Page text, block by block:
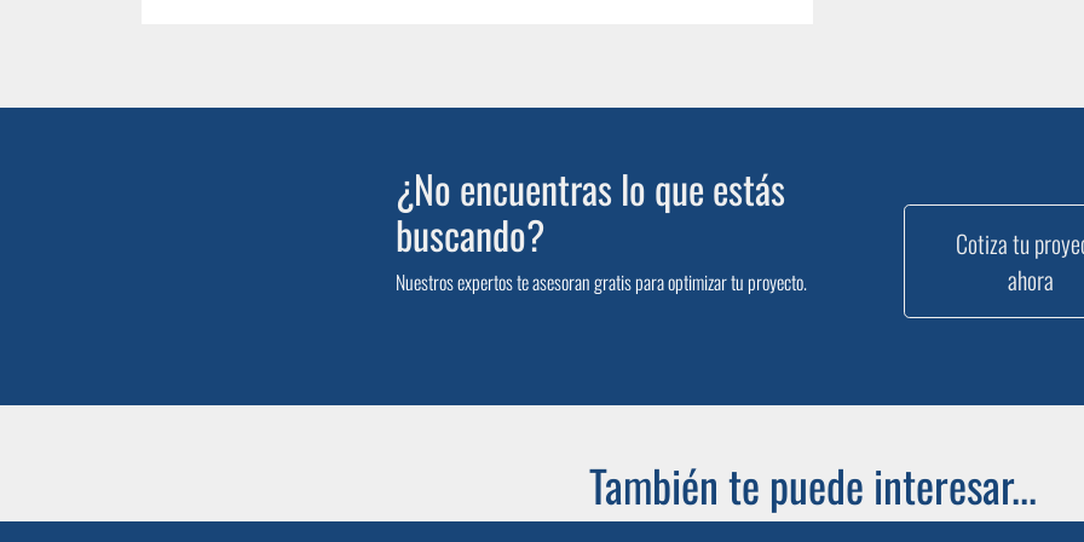
¿No encuentras lo que estás
buscando?
Nuestros expertos te asesoran gratis para optimizar tu proyecto.
Cotiza tu
ahora
También te puede interesar...